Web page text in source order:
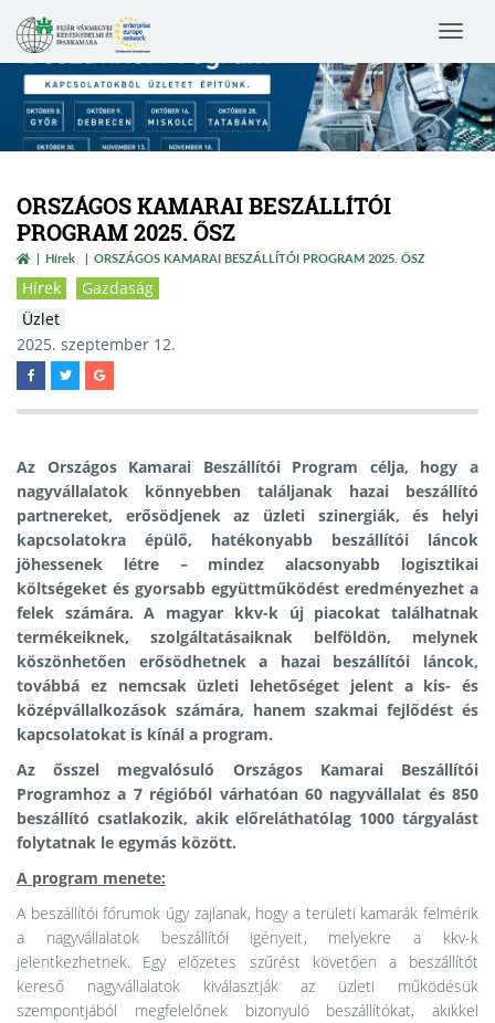
Toggle
ORSZÁGOS KAMARAI BESZÁLLÍTÓI
PROGRAM 2025. ŐSZ
Hírek ORSZÁGOS KAMARAI BESZÁLLÍTÓI PROGRAM 2025. ŐSZ
Hírek
Gazdaság
Üzlet
2025. szeptember 12.
Az Országos Kamarai Beszállítói Program célja, hogy a
nagyvállalatok könnyebben találjanak hazai beszállító
partnereket, erősödjenek az üzleti szinergiák, és helyi
kapcsolatokra épülő, hatékonyabb beszállítói láncok
jöhessenek létre – mindez alacsonyabb logisztikai
költségeket és gyorsabb együttműködést eredményezhet a
felek számára. A magyar kkv-k új piacokat találhatnak
termékeiknek, szolgáltatásaiknak belföldön, melynek
köszönhetően erősödhetnek a hazai beszállítói láncok,
továbbá ez nemcsak üzleti lehetőséget jelent a kis- és
középvállalkozások számára, hanem szakmai fejlődést és
kapcsolatokat is kínál a program.
Az ősszel megvalósuló Országos Kamarai Beszállítói
Programhoz a 7 régióból várhatóan 60 nagyvállalat és 850
beszállító csatlakozik, akik előreláthatólag 1000 tárgyalást
folytatnak le egymás között.
A program menete:
A beszállítói fórumok úgy zajlanak, hogy a területi kamarák felmérik
a nagyvállalatok beszállítói igényeit, melyekre a kkv-k
jelentkezhetnek. Egy előzetes szűrést követően a beszállítót
kereső nagyvállalatok kiválasztják az üzleti működésük
szempontjából megfelelőnek bizonyuló beszállítókat, akikkel